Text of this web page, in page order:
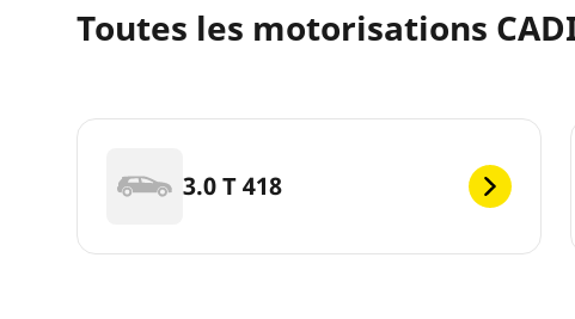
Toutes les motorisations
3.0 T 418